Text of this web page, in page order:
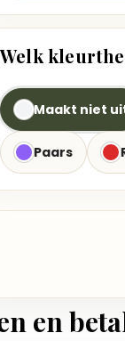
Welk
Maakt niet
Paars
en